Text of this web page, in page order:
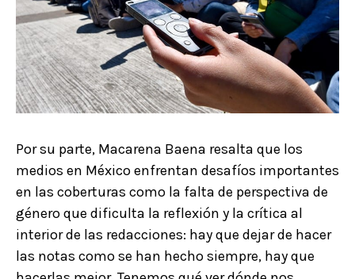
Por su parte, Macarena Baena resalta que los
medios en México enfrentan desafíos importantes
en las coberturas como la falta de perspectiva de
género que dificulta la reflexión y la crítica al
interior de las redacciones: hay que dejar de hacer
las notas como se han hecho siempre, hay que